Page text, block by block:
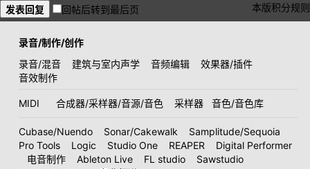
本版积分规则
发表回复 回帖后转到最后页
录音/制作/创作
录音/混音
建筑与室内声学 音频编辑
效果器/插件
音效制作
MIDI 合成器/采样器/音源/音色 采样器 音色/音色库
Cubase/Nuendo Sonar/Cakewalk
Samplitude/Sequoia
Pro Tools
Logic Studio One REAPER
Digital Performer
电音制作
Ableton Live FL studio
Sawstudio